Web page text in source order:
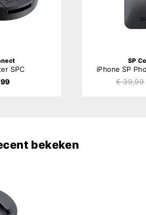
SPC
SP
iPhone SP
€ 39,99
bekeken